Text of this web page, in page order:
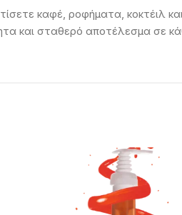
καφέ, ροφήματα, κοκτέιλ
και σταθερό αποτέλεσμα σε